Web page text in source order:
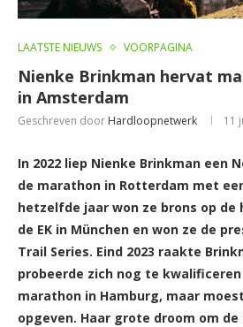
LAATSTE NIEUWS VOORPAGINA
Nienke Brinkman hervat
in Amsterdam
Geschreven door Hardloopnetwerk 11
In 2022 liep Nienke Brinkman een
de marathon in Rotterdam met
hetzelfde jaar won ze brons op de
de EK in München en won ze de
Trail Series. Eind 2023 raakte
probeerde zich nog te
marathon in Hamburg, maar
opgeven. Haar grote droom om de